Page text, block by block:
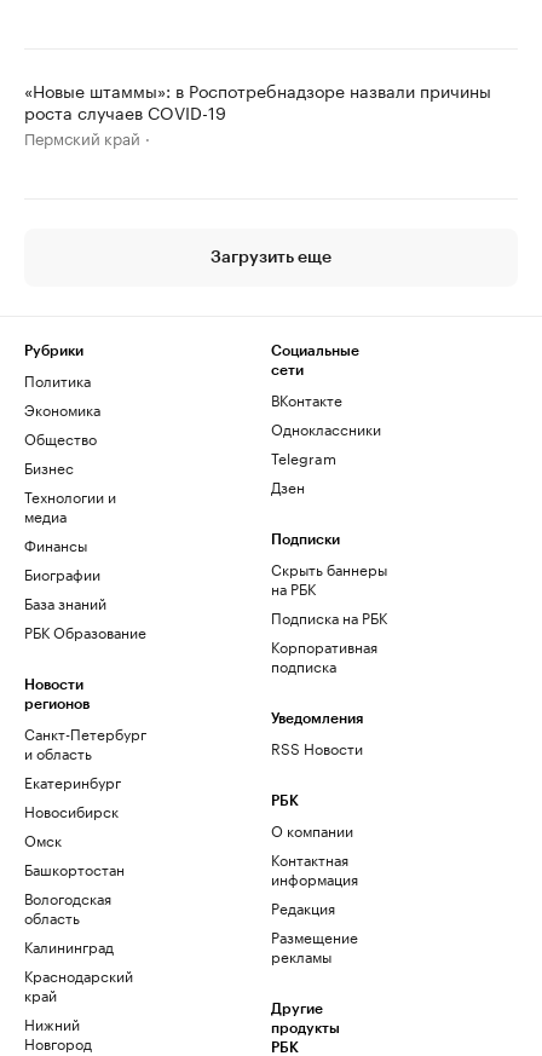
«Новые штаммы»: в Роспотребнадзоре назвали причины
роста случаев COVID-19
Пермский край
Загрузить еще
Рубрики
Политика
Экономика
Общество
Бизнес
Технологии и
медиа
Финансы
Биографии
База знаний
РБК Образование
Новости
регионов
Санкт-Петербург
и область
Екатеринбург
Новосибирск
Омск
Башкортостан
Вологодская
область
Калининград
Краснодарский
край
Нижний
Новгород
Социальные
сети
ВКонтакте
Одноклассники
Telegram
Дзен
Подписки
Скрыть баннеры
на РБК
Подписка на РБК
Корпоративная
подписка
Уведомления
RSS Новости
РБК
О компании
Контактная
информация
Редакция
Размещение
рекламы
Другие
продукты
РБК